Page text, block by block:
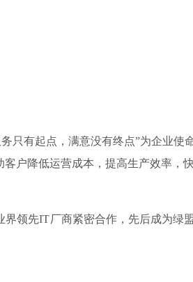
有起点，满意没有终点”为企业使
户降低运营成本，提高生产效率，
领先IT厂商紧密合作，先后成为绿